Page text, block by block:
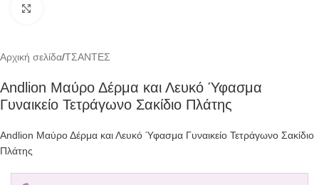
Αρχική σελίδα/ΤΣΑΝΤΕΣ
Andlion Μαύρο Δέρμα και Λευκό Ύφασμα
Γυναικείο Τετράγωνο Σακίδιο Πλάτης
Andlion Μαύρο Δέρμα και Λευκό Ύφασμα Γυναικείο Τετράγωνο Σακίδιο
Πλάτης